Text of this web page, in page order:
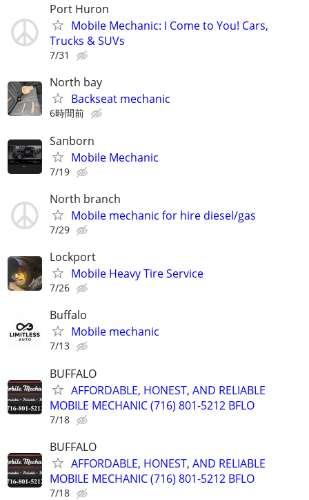
Port Huron
Mobile Mechanic: I Come to You! Cars,
Trucks & SUVs
7/31
North bay
Backseat mechanic
6時間前
Sanborn
Mobile Mechanic
7/19
North branch
Mobile mechanic for hire diesel/gas
7/29
Lockport
Mobile Heavy Tire Service
7/26
Buffalo
Mobile mechanic
7/13
BUFFALO
AFFORDABLE, HONEST, AND RELIABLE
MOBILE MECHANIC (716) 801-5212 BFLO
7/18
BUFFALO
AFFORDABLE, HONEST, AND RELIABLE
MOBILE MECHANIC (716) 801-5212 BFLO
7/18